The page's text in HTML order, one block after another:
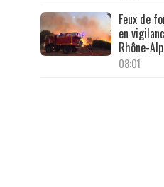
Feux de
en
Rhône-
08:01